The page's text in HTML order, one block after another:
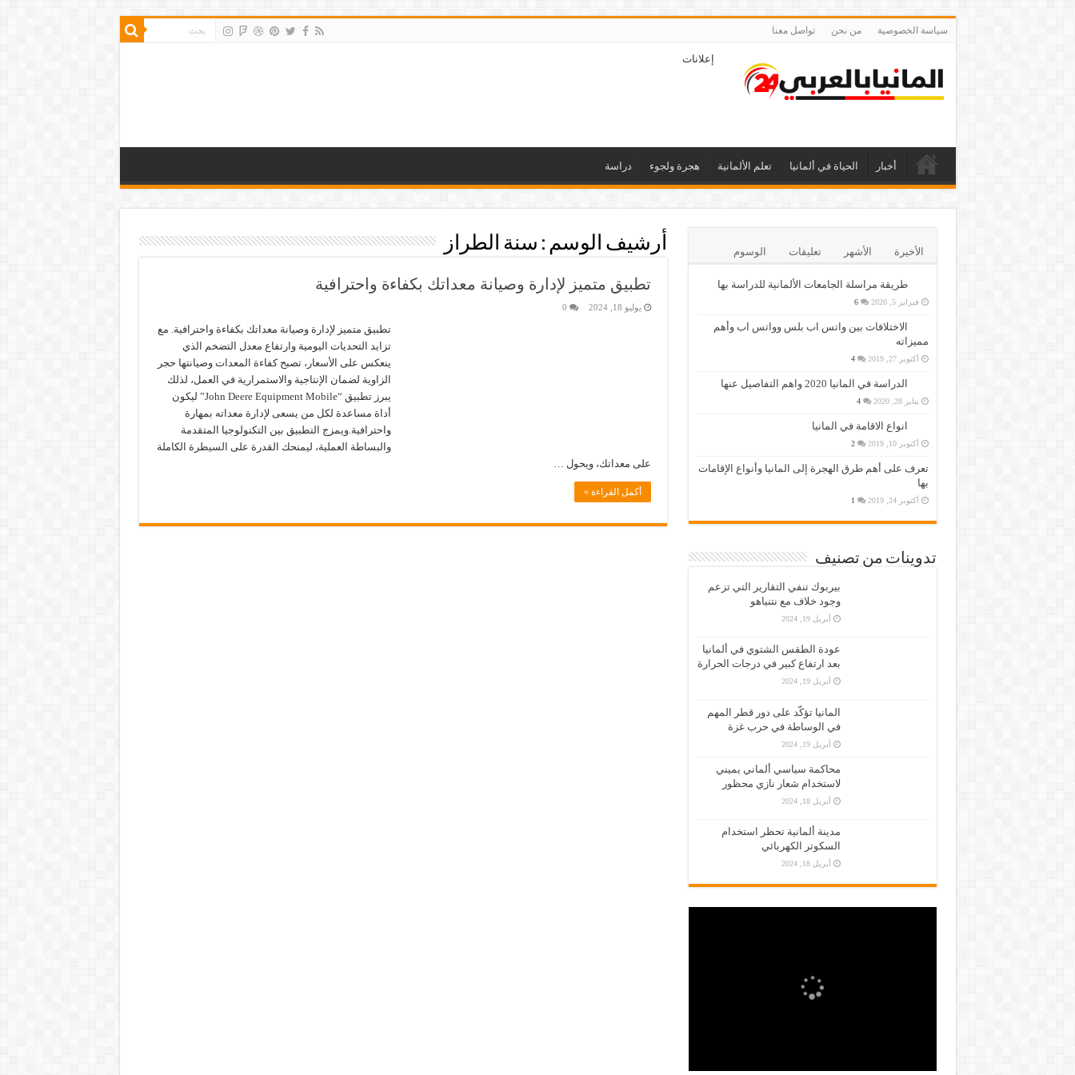
سياسة الخصوصية من نحن تواصل معنا
إعلانات
أخبار الحياة في ألمانيا تعلم الألمانية هجرة ولجوء دراسة
أرشيف الوسم : سنة الطراز
تطبيق متميز لإدارة وصيانة معداتك بكفاءة واحترافية
يوليو 18, 2024 0
تطبيق متميز لإدارة وصيانة معداتك بكفاءة واحترافية. مع
تزايد التحديات اليومية وارتفاع معدل التضخم الذي
ينعكس على الأسعار، تصبح كفاءة المعدات وصيانتها حجر
الزاوية لضمان الإنتاجية والاستمرارية في العمل، لذلك
يبرز تطبيق “John Deere Equipment Mobile” ليكون
أداة مساعدة لكل من يسعى لإدارة معداته بمهارة
واحترافية.ويمزج التطبيق بين التكنولوجيا المتقدمة
والبساطة العملية، ليمنحك القدرة على السيطرة الكاملة
على معداتك، ويحول …
أكمل القراءة »
الأخيرة الأشهر تعليقات الوسوم
طريقة مراسلة الجامعات الألمانية للدراسة بها
فبراير 5, 2020 6
الاختلافات بين واتس اب بلس وواتس اب وأهم
مميزاته
أكتوبر 27, 2019 4
الدراسة في المانيا 2020 واهم التفاصيل عنها
يناير 28, 2020 4
انواع الاقامة في المانيا
أكتوبر 10, 2019 2
تعرف على أهم طرق الهجرة إلى المانيا وأنواع الإقامات
بها
أكتوبر 24, 2019 1
تدوينات من تصنيف
بيربوك تنفي التقارير التي تزعم
وجود خلاف مع نتنياهو
أبريل 19, 2024
عودة الطقس الشتوي في ألمانيا
بعد ارتفاع كبير في درجات الحرارة
أبريل 19, 2024
المانيا تؤكّد على دور قطر المهم
في الوساطة في حرب غزة
أبريل 19, 2024
محاكمة سياسي ألماني يميني
لاستخدام شعار نازي محظور
أبريل 18, 2024
مدينة ألمانية تحظر استخدام
السكوتر الكهربائي
أبريل 18, 2024